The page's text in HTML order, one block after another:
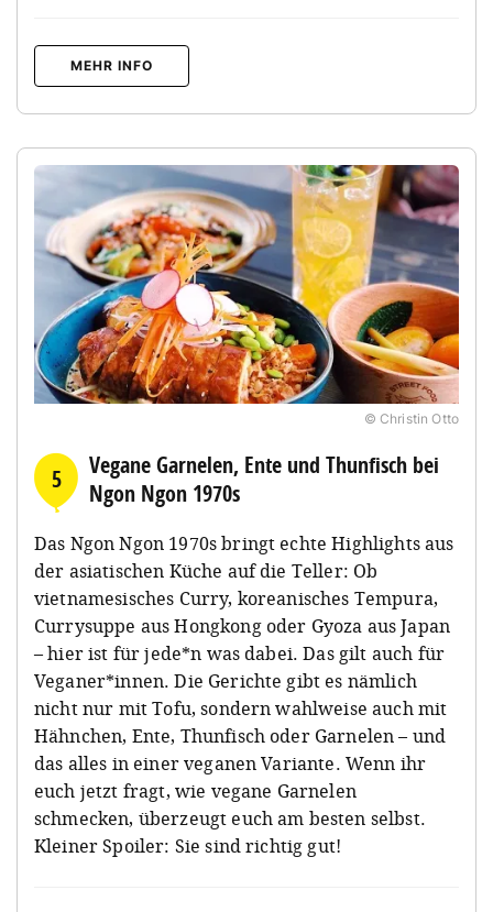
MEHR INFO
© Christin Otto
5
Vegane Garnelen, Ente und Thunfisch bei
Ngon Ngon 1970s
Das Ngon Ngon 1970s bringt echte Highlights aus
der asiatischen Küche auf die Teller: Ob
vietnamesisches Curry, koreanisches Tempura,
Currysuppe aus Hongkong oder Gyoza aus Japan
– hier ist für jede*n was dabei. Das gilt auch für
Veganer*innen. Die Gerichte gibt es nämlich
nicht nur mit Tofu, sondern wahlweise auch mit
Hähnchen, Ente, Thunfisch oder Garnelen – und
das alles in einer veganen Variante. Wenn ihr
euch jetzt fragt, wie vegane Garnelen
schmecken, überzeugt euch am besten selbst.
Kleiner Spoiler: Sie sind richtig gut!